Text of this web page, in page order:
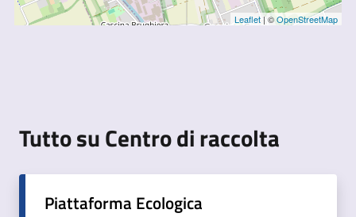
Leaflet| ©OpenStreetMap
Tutto su Centro di raccolta
Piattaforma Ecologica